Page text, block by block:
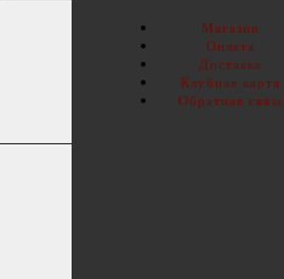
Магазин
Оплата
Доставка
Клубная карта
Обратная связь